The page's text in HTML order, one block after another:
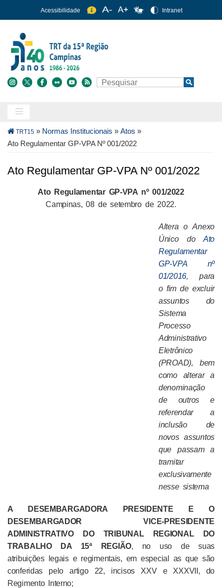
para
conteúdo
principal
Acessibilidade Intranet
Buscar Search
Trilha
de
TRT15 » Normas Institucionais » Atos »
Ato Regulamentar GP-VPA Nº 001/2022
Ato Regulamentar GP-VPA Nº 001/2022
Ato Regulamentar GP-VPA nº 001/2022
Campinas, 08 de setembro de 2022.
Altera o Anexo
Único do Ato
Regulamentar
GP-VPA nº
01/2016, para
o fim de excluir
assuntos do
Sistema
Processo
Administrativo
Eletrônico
(PROAD), bem
como alterar a
denominação
de outros e
referendar a
inclusão de
novos assuntos
que passam a
tramitar
exclusivamente
nesse sistema
A DESEMBARGADORA PRESIDENTE E O
DESEMBARGADOR VICE-PRESIDENTE
ADMINISTRATIVO DO TRIBUNAL REGIONAL DO
TRABALHO DA 15ª REGIÃO, no uso de suas
atribuições legais e regimentais, em especial as que são
conferidas pelo artigo 22, incisos XXV e XXXVII, do
Regimento Interno;